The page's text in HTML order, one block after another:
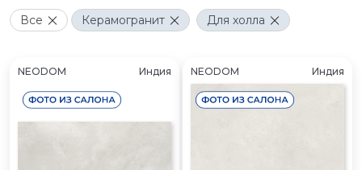
Все Керамогранит Для холла
NEODOM Индия NEODOM Индия